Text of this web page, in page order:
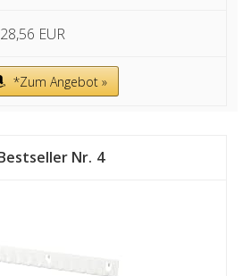
28,56 EUR
*Zum Angebot »
4